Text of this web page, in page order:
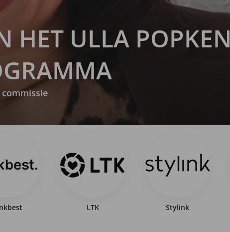
HET ULLA POPKEN
LTK Stylink